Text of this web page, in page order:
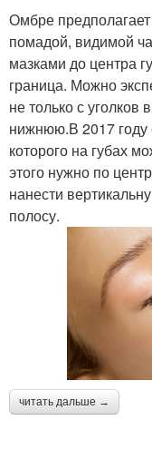
Помады без
Помада без
повреждения
Помада без
Помады в
условиях
Омбре
помадой, видимой
мазками до центра
граница. Можно
не только с уголков
нижнюю.В 2017
которого на губах
этого нужно по
нанести
полосу.
читать дальше →